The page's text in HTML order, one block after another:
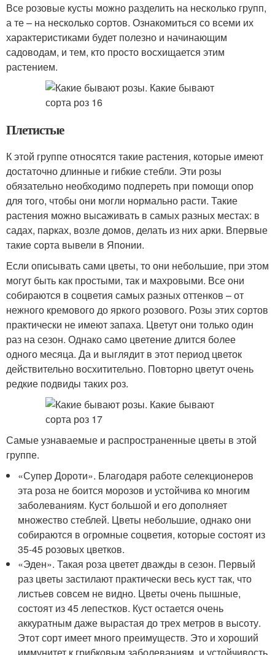
Все розовые кусты можно разделить на несколько групп,
а те – на несколько сортов. Ознакомиться со всеми их
характеристиками будет полезно и начинающим
садоводам, и тем, кто просто восхищается этим
растением.
Плетистые
К этой группе относятся такие растения, которые имеют
достаточно длинные и гибкие стебли. Эти розы
обязательно необходимо подпереть при помощи опор
для того, чтобы они могли нормально расти. Такие
растения можно высаживать в самых разных местах: в
садах, парках, возле домов, делать из них арки. Впервые
такие сорта вывели в Японии.
Если описывать сами цветы, то они небольшие, при этом
могут быть как простыми, так и махровыми. Все они
собираются в соцветия самых разных оттенков – от
нежного кремового до яркого розового. Розы этих сортов
практически не имеют запаха. Цветут они только один
раз на сезон. Однако само цветение длится более
одного месяца. Да и выглядит в этот период цветок
действительно восхитительно. Повторно цветут очень
редкие подвиды таких роз.
Самые узнаваемые и распространенные цветы в этой
группе.
«Супер Дороти». Благодаря работе селекционеров
эта роза не боится морозов и устойчива ко многим
заболеваниям. Куст большой и его дополняет
множество стеблей. Цветы небольшие, однако они
собираются в огромные соцветия, которые состоят из
35-45 розовых цветков.
«Эден». Такая роза цветет дважды в сезон. Первый
раз цветы застилают практически весь куст так, что
листьев совсем не видно. Цветы очень пышные,
состоят из 45 лепестков. Куст остается очень
аккуратным даже вырастая до трех метров в высоту.
Этот сорт имеет много преимуществ. Это и хороший